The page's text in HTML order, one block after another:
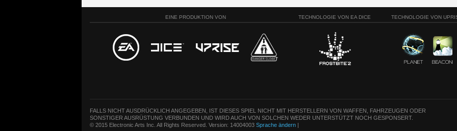
EINE PRODUKTION VON TECHNOLOGIE VON EA DICE TECHNOLOGIE VON
FALLS NICHT AUSDRÜCKLICH ANGEGEBEN, IST DIESES SPIEL NICHT MIT HERSTELLERN VON WAFFEN, FAHRZEUGEN ODER
SONSTIGER AUSRÜSTUNG VERBUNDEN UND WIRD AUCH VON SOLCHEN WEDER UNTERSTÜTZT NOCH GESPONSERT.
© 2015 Electronic Arts Inc. All Rights Reserved. Version: 14004003 Sprache ändern |